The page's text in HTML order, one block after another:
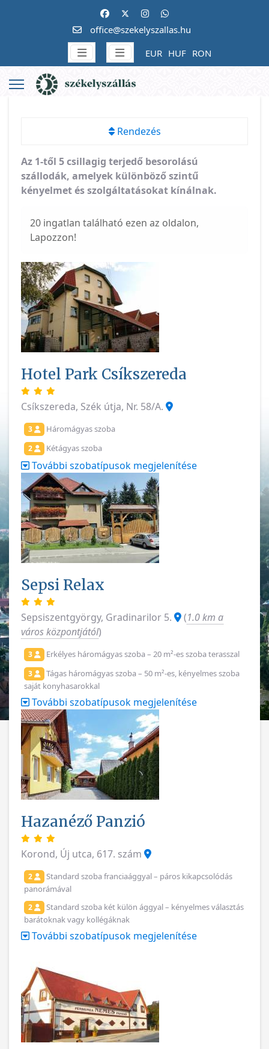
office@szekelyszallas.hu
EUR HUF RON
Rendezés
Az 1-től 5 csillagig terjedő besorolású
szállodák, amelyek különböző szintű
kényelmet és szolgáltatásokat kínálnak.
20 ingatlan található ezen az oldalon,
Lapozzon!
Hotel Park Csíkszereda
Csíkszereda, Szék útja, Nr. 58/A.
3 Háromágyas szoba
2 Kétágyas szoba
További szobatípusok megjelenítése
Sepsi Relax
Sepsiszentgyörgy, Gradinarilor 5. (1.0 km a
város központjától)
3 Erkélyes háromágyas szoba – 20 m²-es szoba terasszal
3
Tágas háromágyas szoba – 50 m²-es, kényelmes szoba
saját konyhasarokkal
További szobatípusok megjelenítése
Hazanéző Panzió
Korond, Új utca, 617. szám
2
Standard szoba franciaággyal – páros kikapcsolódás
panorámával
2
Standard szoba két külön ággyal – kényelmes választás
barátoknak vagy kollégáknak
További szobatípusok megjelenítése